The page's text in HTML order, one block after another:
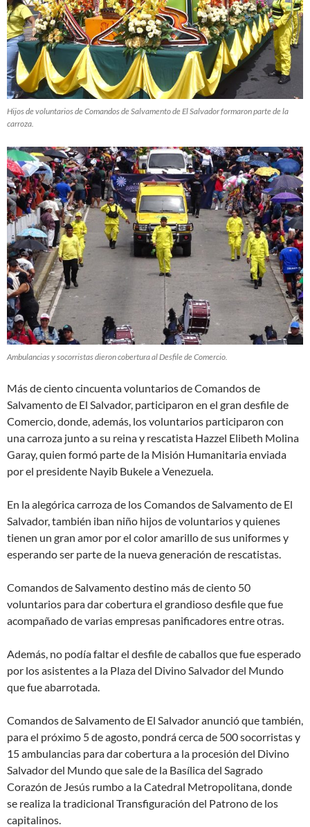
Hijos de voluntarios de Comandos de Salvamento de El Salvador formaron parte de la
carroza.
Ambulancias y socorristas dieron cobertura al Desfile de Comercio.
Más de ciento cincuenta voluntarios de Comandos de
Salvamento de El Salvador, participaron en el gran desfile de
Comercio, donde, además, los voluntarios participaron con
una carroza junto a su reina y rescatista Hazzel Elibeth Molina
Garay, quien formó parte de la Misión Humanitaria enviada
por el presidente Nayib Bukele a Venezuela.
En la alegórica carroza de los Comandos de Salvamento de El
Salvador, también iban niño hijos de voluntarios y quienes
tienen un gran amor por el color amarillo de sus uniformes y
esperando ser parte de la nueva generación de rescatistas.
Comandos de Salvamento destino más de ciento 50
voluntarios para dar cobertura el grandioso desfile que fue
acompañado de varias empresas panificadores entre otras.
Además, no podía faltar el desfile de caballos que fue esperado
por los asistentes a la Plaza del Divino Salvador del Mundo
que fue abarrotada.
Comandos de Salvamento de El Salvador anunció que también,
para el próximo 5 de agosto, pondrá cerca de 500 socorristas y
15 ambulancias para dar cobertura a la procesión del Divino
Salvador del Mundo que sale de la Basílica del Sagrado
Corazón de Jesús rumbo a la Catedral Metropolitana, donde
se realiza la tradicional Transfiguración del Patrono de los
capitalinos.